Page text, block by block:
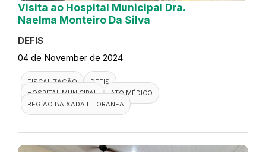
Visita ao Hospital Municipal Dra.
Naelma Monteiro Da Silva
DEFIS
04 de November de 2024
FISCALIZAÇÃO
DEFIS
HOSPITAL MUNICIPAL
ATO MÉDICO
REGIÃO BAIXADA LITORANEA